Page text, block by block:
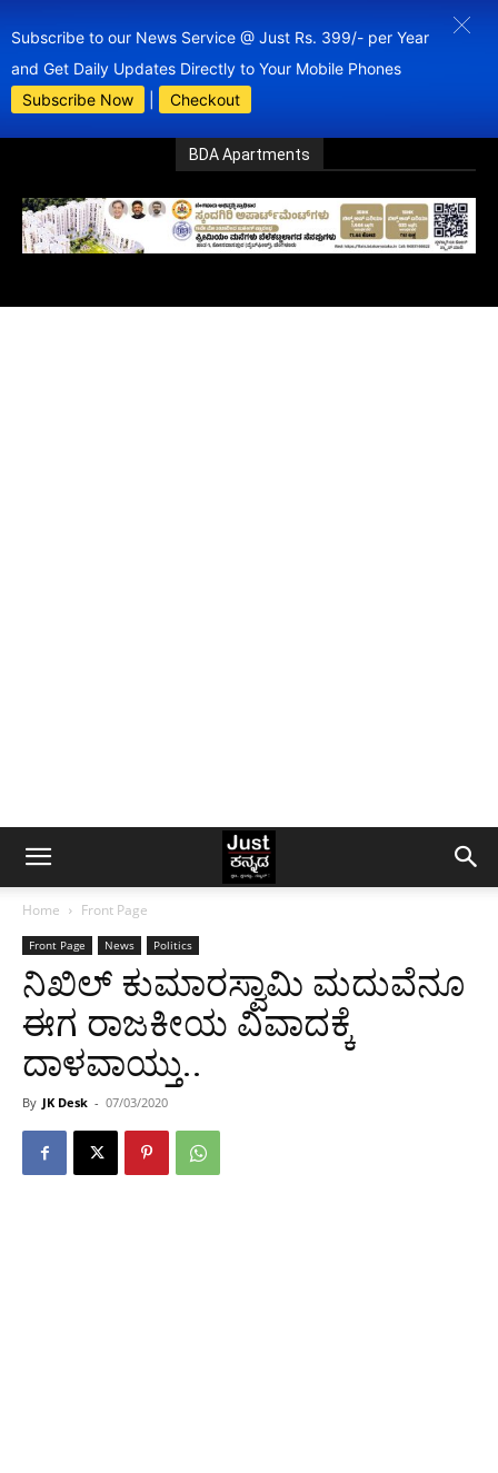
Subscribe to our News Service @ Just Rs. 399/- per Year
and Get Daily Updates Directly to Your Mobile Phones
Subscribe Now
Checkout
BDA Apartments
Home Front Page
Front Page News Politics
ನಿಖಿಲ್ ಕುಮಾರಸ್ವಾಮಿ ಮದುವೆನೂ
ಈಗ ರಾಜಕೀಯ ವಿವಾದಕ್ಕೆ
ದಾಳವಾಯ್ತು..
By JK Desk - 07/03/2020